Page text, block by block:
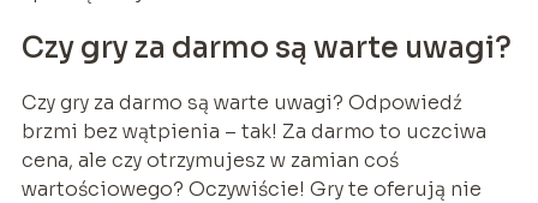
Czy gry za darmo są warte uwagi?
Czy gry za darmo są warte uwagi? Odpowiedź
brzmi bez wątpienia – tak! Za darmo to uczciwa
cena, ale czy otrzymujesz w zamian coś
wartościowego? Oczywiście! Gry te oferują nie